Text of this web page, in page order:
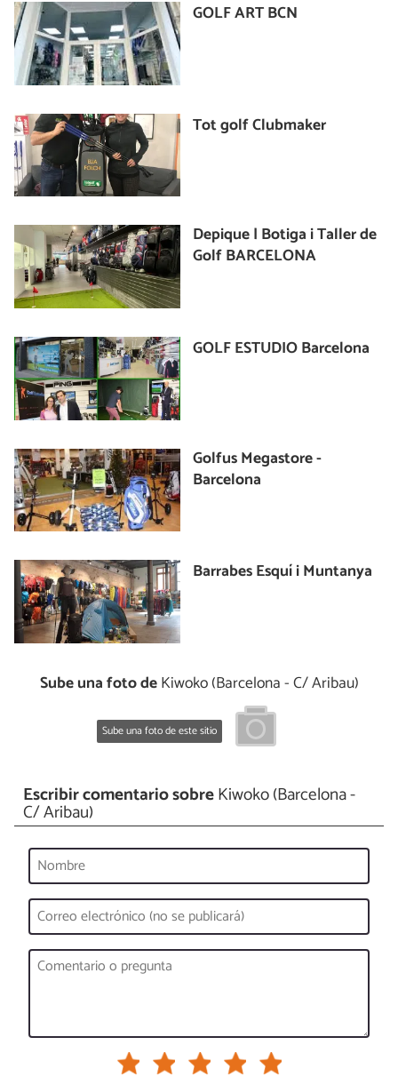
GOLF ART BCN
Tot golf Clubmaker
Depique | Botiga i Taller de
Golf BARCELONA
GOLF ESTUDIO Barcelona
Golfus Megastore -
Barcelona
Barrabes Esquí i Muntanya
Sube una foto deKiwoko (Barcelona - C/ Aribau)
Sube una foto de este sitio
Escribir comentario sobreKiwoko (Barcelona -
C/ Aribau)